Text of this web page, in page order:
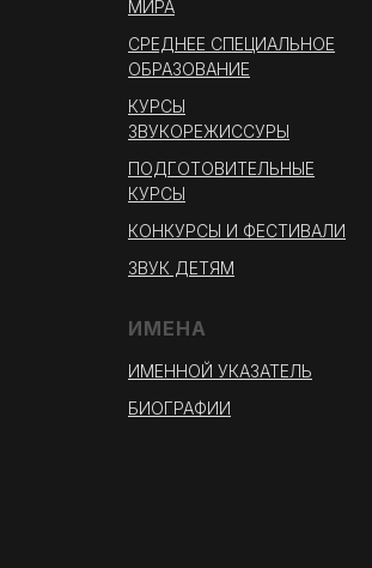
МИРА
СРЕДНЕЕ СПЕЦИАЛЬНОЕ
ОБРАЗОВАНИЕ
КУРСЫ
ЗВУКОРЕЖИССУРЫ
ПОДГОТОВИТЕЛЬНЫЕ
КУРСЫ
КОНКУРСЫ И ФЕСТИВАЛИ
ЗВУК ДЕТЯМ
ИМЕНА
ИМЕННОЙ УКАЗАТЕЛЬ
БИОГРАФИИ